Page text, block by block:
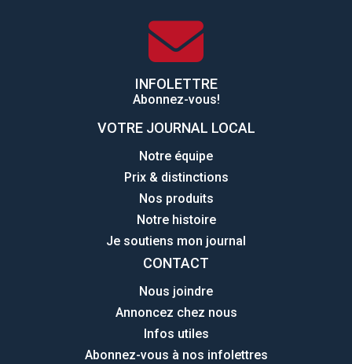
INFOLETTRE
Abonnez-vous!
VOTRE JOURNAL LOCAL
Notre équipe
Prix & distinctions
Nos produits
Notre histoire
Je soutiens mon journal
CONTACT
Nous joindre
Annoncez chez nous
Infos utiles
Abonnez-vous à nos infolettres